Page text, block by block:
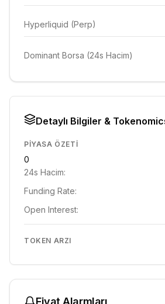
Hyperliquid (Perp)
Dominant Borsa (24s Hacim)
Detaylı Bilgiler &
PIYASA ÖZETI
0
24s Hacim:
Funding Rate:
Open Interest:
TOKEN ARZI
Fiyat Alarmları